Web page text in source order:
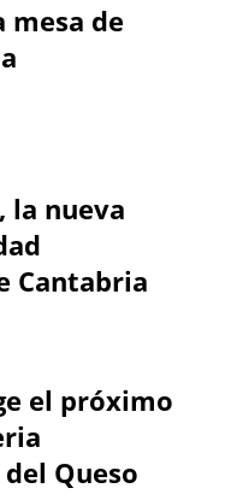
mesa de
la nueva
Cantabria
el próximo
Queso